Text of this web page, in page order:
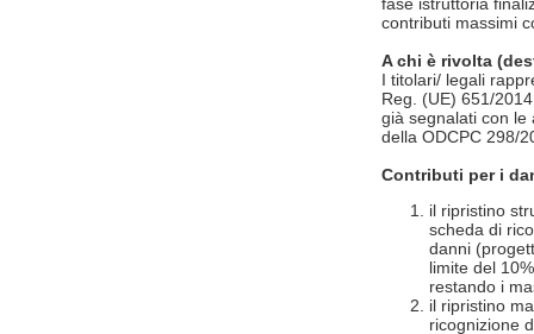
contributi massimi
A chi è rivolta
I titolari/ legali
Reg. (UE) 651/
già segnalati con le
della ODCPC 298/
Contributi per i
il ripristino
scheda di
danni
limite del
restando i
il ripristino
ricognizione